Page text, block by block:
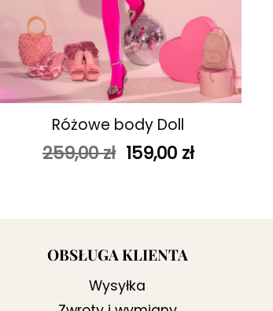
Różowe body Doll
259,00zł Pierwotna
cena
159,00 złAktualna
OBSŁUGA KLIENTA
Wysyłka